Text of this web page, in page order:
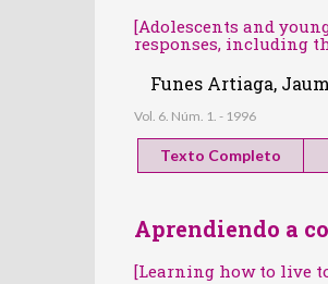
[Adolescents and
responses, including
Funes Artiaga,
Vol. 6. Núm. 1. - 1996
Texto Completo
Aprendiendo a
[Learning how to live